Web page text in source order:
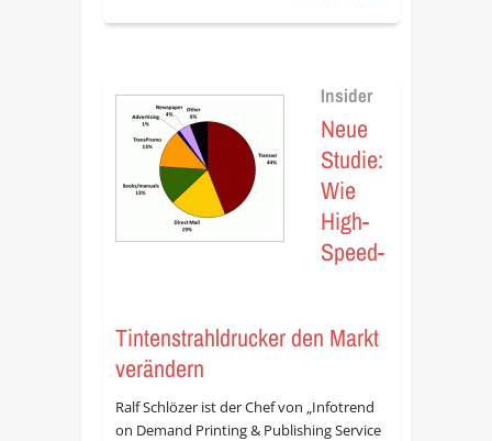
Insider
Neue
Studie:
Wie
High-
Speed-
Tintenstrahldrucker den Markt
verändern
Ralf Schlözer ist der Chef von „Infotrend
on Demand Printing & Publishing Service